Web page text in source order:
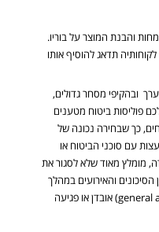
והבנת המוצר על בוריו.
תדאג להוסיף אותו
ובהקיפי מסחר גדולים,
פוליסותביטוח מטענים
כך שבחירה נכונה של
עם סוכני הביטוח או
מומלץ מאוד שלא לסגור את
והאירועים במהלך
general) אובדן או פגיעה